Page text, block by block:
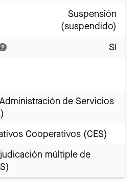
Suspensión
(suspendido)
Sí
de Servicios
Cooperativos (CES)
múltiple de